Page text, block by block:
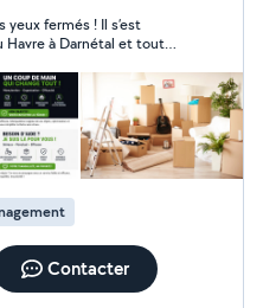
vos déplacements
fermés ! Il s’est
à Darnétal et tout
été parfaitement
état, sans aucune casse
de confiance, sérieuse
précieusement pour tous
encore pour votre
Contacter